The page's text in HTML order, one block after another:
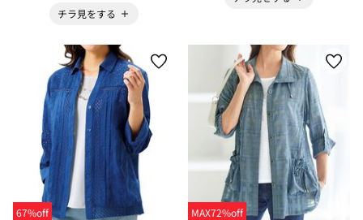
チラ見をする
67%off
MAX72%off